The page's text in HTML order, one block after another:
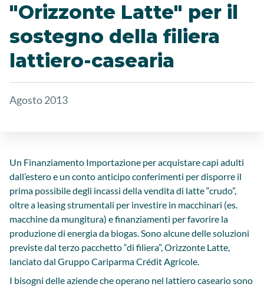
"Orizzonte Latte" per il
sostegno della filiera
lattiero-casearia
Agosto 2013
Un Finanziamento Importazione per acquistare capi adulti
dall’estero e un conto anticipo conferimenti per disporre il
prima possibile degli incassi della vendita di latte “crudo”,
oltre a leasing strumentali per investire in macchinari (es.
macchine da mungitura) e finanziamenti per favorire la
produzione di energia da biogas. Sono alcune delle soluzioni
previste dal terzo pacchetto “di filiera”, Orizzonte Latte,
lanciato dal Gruppo Cariparma Crédit Agricole.
I bisogni delle aziende che operano nel lattiero caseario sono